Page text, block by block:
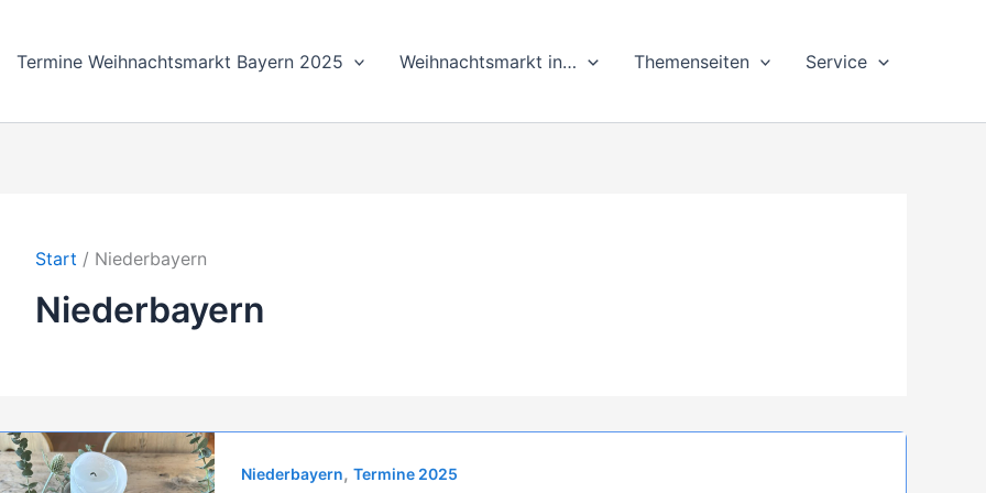
Termine Weihnachtsmarkt Bayern 2025 Weihnachtsmarkt in… Themenseiten Service
Start Niederbayern
Niederbayern
Niederbayern, Termine 2025